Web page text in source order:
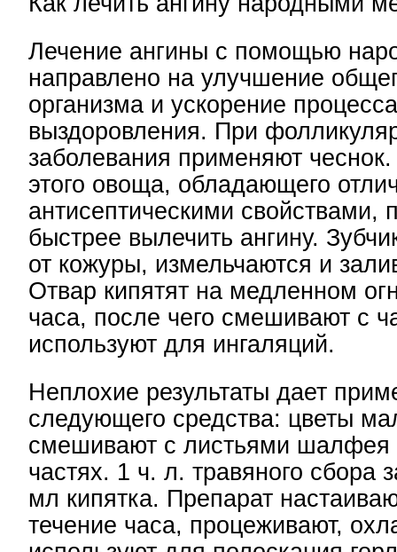
Лечение ангины с помощью
направлено на улучшение
организма и ускорение процесса
выздоровления. При
заболевания применяют
этого овоща, обладающего
антисептическими свойствами,
быстрее вылечить ангину.
от кожуры, измельчаются и
Отвар кипятят на медленном
часа, после чего смешивают с
используют для ингаляций.
Неплохие результаты дает
следующего средства: цветы
смешивают с листьями шалфея
частях. 1 ч. л. травяного сбора
мл кипятка. Препарат
течение часа, процеживают,